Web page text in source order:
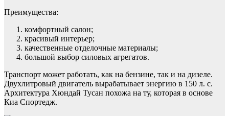
Преимущества:
комфортный салон;
красивый интерьер;
качественные отделочные материалы;
большой выбор силовых агрегатов.
Транспорт может работать, как на бензине, так и на дизеле.
Двухлитровый двигатель вырабатывает энергию в 150 л. с.
Архитектура Хюндай Тусан похожа на ту, которая в основе
Киа Спортедж.